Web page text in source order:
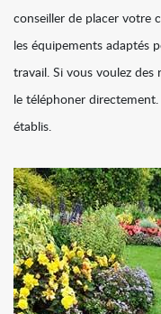
conseiller de placer votre
les équipements adaptés
travail. Si vous voulez des
le téléphoner
établis.